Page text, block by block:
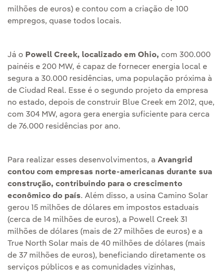
milhões de euros) e contou com a criação de 100
empregos, quase todos locais.
Já o Powell Creek, localizado em Ohio, com 300.000
painéis e 200 MW, é capaz de fornecer energia local e
segura a 30.000 residências, uma população próxima à
de Ciudad Real. Esse é o segundo projeto da empresa
no estado, depois de construir Blue Creek em 2012, que,
com 304 MW, agora gera energia suficiente para cerca
de 76.000 residências por ano.
Para realizar esses desenvolvimentos, a Avangrid
contou com empresas norte-americanas durante sua
construção, contribuindo para o crescimento
econômico do país. Além disso, a usina Camino Solar
gerou 15 milhões de dólares em impostos estaduais
(cerca de 14 milhões de euros), a Powell Creek 31
milhões de dólares (mais de 27 milhões de euros) e a
True North Solar mais de 40 milhões de dólares (mais
de 37 milhões de euros), beneficiando diretamente os
serviços públicos e as comunidades vizinhas,